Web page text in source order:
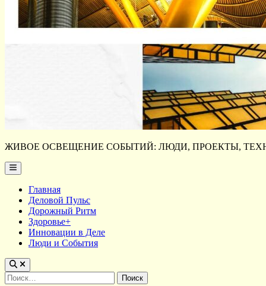
ЖИВОЕ ОСВЕЩЕНИЕ СОБЫТИЙ: ЛЮДИ, ПРОЕКТЫ,
Main
Menu
Главная
Деловой Пульс
Дорожный Ритм
Здоровье+
Инновации в Деле
Люди и События
Найти: